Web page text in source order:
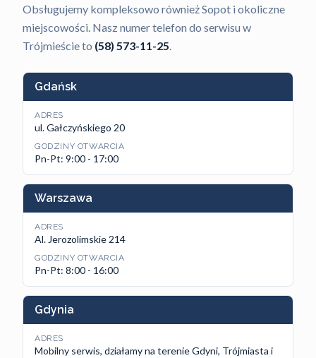
Obsługujemy kompleksowo również Sopot i okoliczne
miejscowości. Nasz numer telefon do serwisu w
Trójmieście to (58) 573-11-25.
Gdańsk
ADRES
ul. Gałczyńskiego 20
GODZINY OTWARCIA
Pn-Pt: 9:00 - 17:00
Warszawa
ADRES
Al. Jerozolimskie 214
GODZINY OTWARCIA
Pn-Pt: 8:00 - 16:00
Gdynia
ADRES
Mobilny serwis, działamy na terenie Gdyni, Trójmiasta i